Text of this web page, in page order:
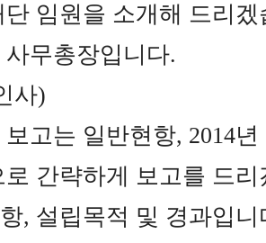
단 임원을 소개해 드리겠
사무총장입니다.
사)
보고는 일반현항, 2014년
로 간략하게 보고를 드리
, 설립목적 및 경과입니